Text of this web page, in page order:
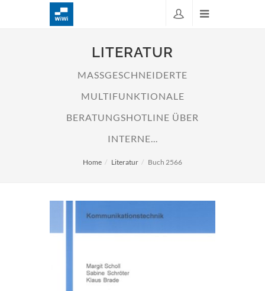
LITERATUR
MASSGESCHNEIDERTE
MULTIFUNKTIONALE
BERATUNGSHOTLINE ÜBER
INTERNE...
Home Literatur Buch 2566